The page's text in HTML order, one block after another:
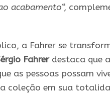
acabamento“,
a Fahrer se
Fahrerdestaca que
as pessoas possam
coleção em sua